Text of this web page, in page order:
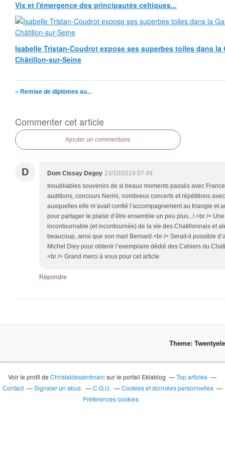
Vix et l'émergence des principautés celtiques...
Isabelle Tristan-Coudrot expose ses superbes toiles dans la
Châtillon-sur-Seine
« Remise de diplômes au...
Commenter cet article
Ajouter un commentaire
D Dom Cissay Degoy 23/10/2019 07:49
Inoubliables souvenirs de si beaux moments passés avec
auditions, concours Nerini, nombreux concerts et répétitions
auxquelles elle m’avait confié l’accompagnement au triangle et
pour partager le plaisir d’être ensemble un peu plus...!.<br />
incontournable (et incontournée) de la vie des Chatillonnais et
beaucoup, ainsi que son mari Bernard.<br /> Serait-il possible
Michel Diey pour obtenir l’exemplaire dédié des Cahiers du
<br /> Grand merci à vous pour cet article.
Répondre
Theme:
Voir le profil deChristaldesaintmarcsur le portail Eklablog
Top articles
Contact
Signaler un abus C.G.U.
Cookies et données personnelles
Préférences cookies